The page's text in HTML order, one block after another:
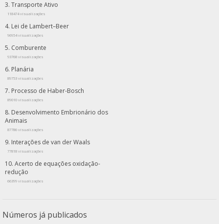
Transporte Ativo
118474 visualizações
Lei de Lambert–Beer
96954 visualizações
Comburente
93768 visualizações
Planária
89753 visualizações
Processo de Haber-Bosch
89010 visualizações
Desenvolvimento Embrionário dos
Animais
87786 visualizações
Interações de van der Waals
77818 visualizações
Acerto de equações oxidação-
redução
66399 visualizações
Números já publicados